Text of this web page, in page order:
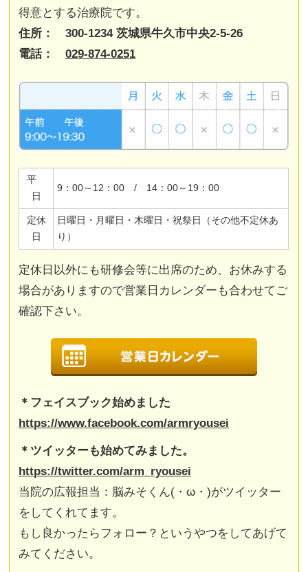
得意とする治療院です。
住所： 300-1234 茨城県牛久市中央2-5-26
電話：029-874-0251
平
日
9：00～12：00 / 14：00～19：00
定休
日
日曜日・月曜日・木曜日・祝祭日（その他不定休あ
り）
定休日以外にも研修会等に出席のため、お休みする
場合がありますので営業日カレンダーも合わせてご
確認下さい。
＊フェイスブック始めました
https://www.facebook.com/armryousei
＊ツイッターも始めてみました。
https://twitter.com/arm_ryousei
当院の広報担当：脳みそくん(・ω・)がツイッター
をしてくれてます。
もし良かったらフォロー？というやつをしてあげて
みてください。